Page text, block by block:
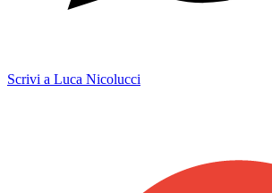
Scrivi a Luca Nicolucci